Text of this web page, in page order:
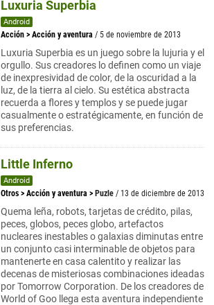
Luxuria Superbia
Android
Acción > Acción y aventura / 5 de noviembre de 2013
Luxuria Superbia es un juego sobre la lujuria y el
orgullo. Sus creadores lo definen como un viaje
de inexpresividad de color, de la oscuridad a la
luz, de la tierra al cielo. Su estética abstracta
recuerda a flores y templos y se puede jugar
casualmente o estratégicamente, en función de
sus preferencias.
Little Inferno
Android
Otros > Acción y aventura > Puzle / 13 de diciembre de 2013
Quema leña, robots, tarjetas de crédito, pilas,
peces, globos, peces globo, artefactos
nucleares inestables o galaxias diminutas entre
un conjunto casi interminable de objetos para
mantenerte en casa calentito y realizar las
decenas de misteriosas combinaciones ideadas
por Tomorrow Corporation. De los creadores de
World of Goo llega esta aventura independiente